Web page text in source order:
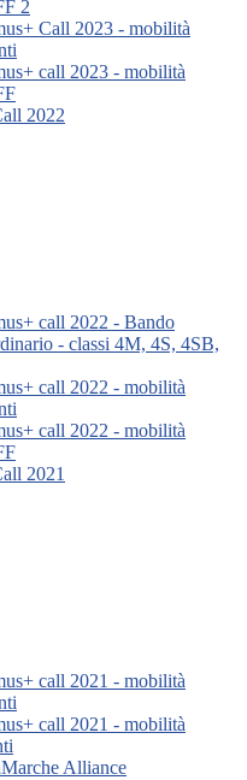
2
Call 2023 - mobilità
call 2023 - mobilità
2022
call 2022 - Bando
- classi 4M, 4S, 4SB,
call 2022 - mobilità
call 2022 - mobilità
2021
call 2021 - mobilità
call 2021 - mobilità
Alliance